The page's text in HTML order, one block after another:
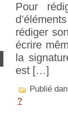
Pour
rédiger
écrire
la
est […]
Publié
?